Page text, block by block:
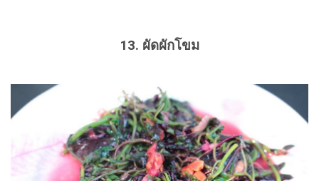
13. ผัดผักโขม